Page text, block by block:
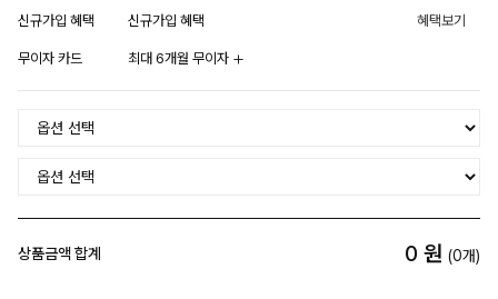
신규가입 혜택 신규가입 혜택 혜택보기
무이자 카드 최대 6개월 무이자
상품금액 합계 0 원 (0개)